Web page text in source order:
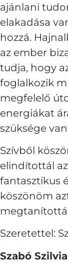
ajánlani
elakadása
hozzá.
az ember
tudja, hogy
foglalkozik
megfelelő
energiákat
szüksége
Szívből
elindítottál
fantasztikus
köszönöm
Szeretettel:
Szabó